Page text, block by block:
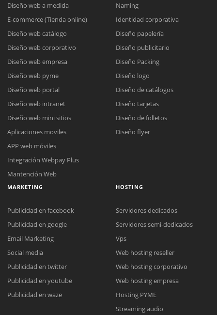
Reunión online
Meet para la reunión online.
Cotización
Chat Online
Todos nuestros ejecutivos están fuera de línea. Complete el formulario
Diseño web a medida
E-commerce (Tienda online)
Diseño web catálogo
Diseño web corporativo
Diseño web empresa
Diseño web pyme
Diseño web portal
Diseño web intranet
Diseño web mini sitios
Aplicaciones moviles
APP web móviles
Integración Webpay Plus
Mantención Web
Naming
Identidad corporativa
Diseño papelería
Diseño publicitario
Diseño Packing
Diseño logo
Diseño de catálogos
Diseño tarjetas
Diseño de folletos
Diseño flyer
MARKETING
Publicidad en facebook
Publicidad en google
Email Marketing
Social media
Publicidad en twitter
Publicidad en youtube
Publicidad en waze
HOSTING
Servidores dedicados
Servidores semi-dedicados
Vps
Web hosting reseller
Web hosting corporativo
Web hosting empresa
Hosting PYME
Streaming audio